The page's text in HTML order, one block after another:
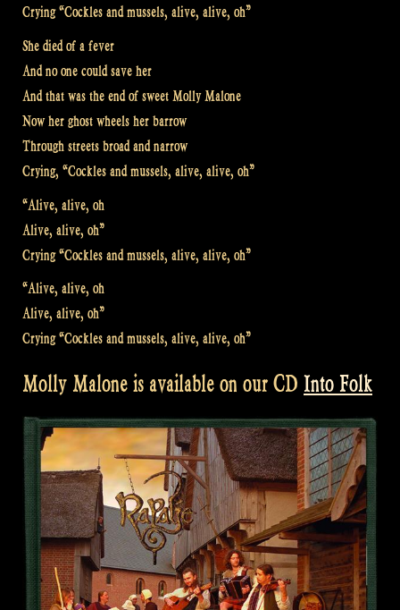
Crying “Cockles and mussels, alive, alive, oh”
She died of a fever
And no one could save her
And that was the end of sweet Molly Malone
Now her ghost wheels her barrow
Through streets broad and narrow
Crying, “Cockles and mussels, alive, alive, oh”
“Alive, alive, oh
Alive, alive, oh”
Crying “Cockles and mussels, alive, alive, oh”
“Alive, alive, oh
Alive, alive, oh”
Crying “Cockles and mussels, alive, alive, oh”
Molly Malone is available on our CD Into Folk